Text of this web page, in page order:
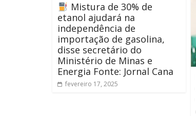
Mistura de 30% de
etanol ajudará na
independência de
importação de gasolina,
disse secretário do
Ministério de Minas e
Energia Fonte: Jornal Cana
fevereiro 17, 2025